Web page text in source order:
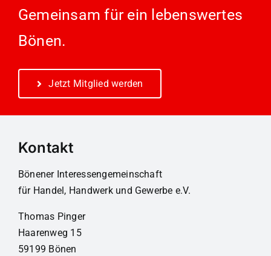
Gemeinsam für ein lebenswertes
Bönen.
Jetzt Mitglied werden
Kontakt
Bönener Interessengemeinschaft
für Handel, Handwerk und Gewerbe e.V.
Thomas Pinger
Haarenweg 15
59199 Bönen